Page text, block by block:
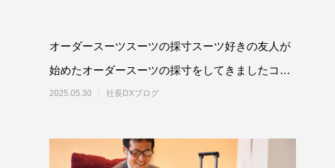
オーダースーツスーツの採寸スーツ好きの友人が
始めたオーダースーツの採寸をしてきましたコロ
ナ以降、外出もが少なくなり
2025.05.30 社長DXブログ